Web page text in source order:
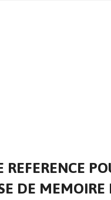
REFERENCE
DE MEMOIRE